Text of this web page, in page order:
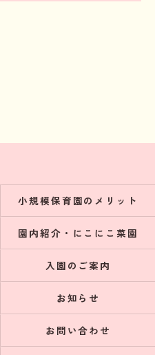
小規模保育園のメリット
園内紹介・にこにこ菜園
入園のご案内
お知らせ
お問い合わせ